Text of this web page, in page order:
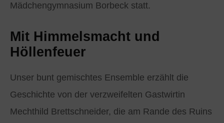
Mädchengymnasium Borbeck statt.
Mit Himmelsmacht und
Höllenfeuer
Unser bunt gemischtes Ensemble erzählt die
Geschichte von der verzweifelten Gastwirtin
Mechthild Brettschneider, die am Rande des Ruins